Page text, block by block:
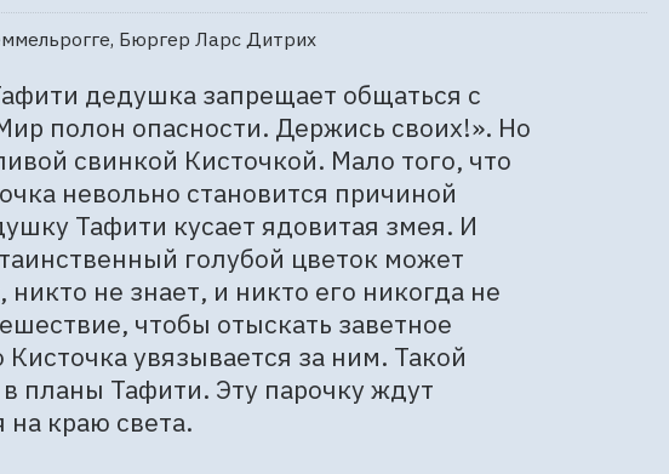
Бюргер Ларс Дитрих
дедушка запрещает общаться с
полон опасности. Держись своих!». Но
свинкой Кисточкой. Мало того, что
невольно становится причиной
Тафити кусает ядовитая змея. И
голубой цветок может
не знает, и никто его никогда не
чтобы отыскать заветное
увязывается за ним. Такой
планы Тафити. Эту парочку ждут
краю света.